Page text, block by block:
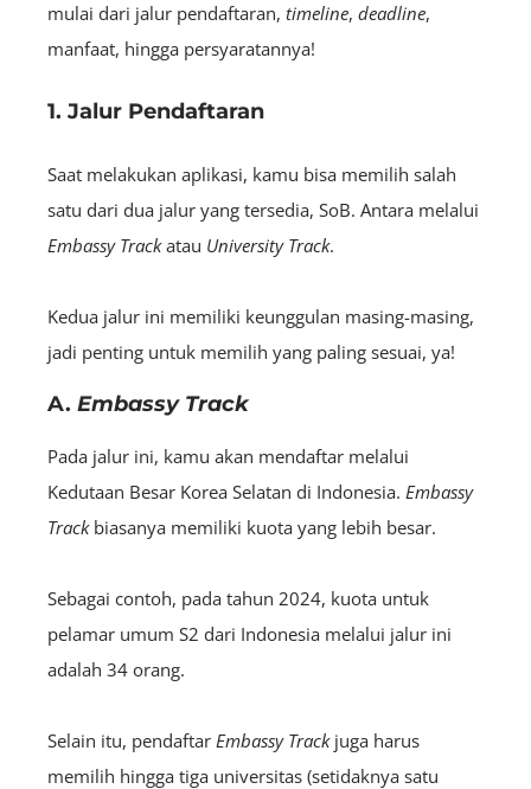
mulai dari jalur pendaftaran, timeline, deadline,
manfaat, hingga persyaratannya!
1. Jalur Pendaftaran
Saat melakukan aplikasi, kamu bisa memilih salah
satu dari dua jalur yang tersedia, SoB. Antara melalui
Embassy Trackatau University Track.
Kedua jalur ini memiliki keunggulan masing-masing,
jadi penting untuk memilih yang paling sesuai, ya!
A. Embassy Track
Pada jalur ini, kamu akan mendaftar melalui
Kedutaan Besar Korea Selatan di Indonesia. Embassy
Trackbiasanya memiliki kuota yang lebih besar.
Sebagai contoh, pada tahun 2024, kuota untuk
pelamar umum S2 dari Indonesia melalui jalur ini
adalah 34 orang.
Selain itu, pendaftar Embassy Trackjuga harus
memilih hingga tiga universitas (setidaknya satu